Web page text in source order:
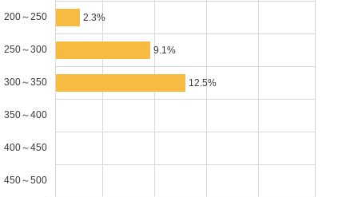
200～250 2.3%
250～300 9.1%
300～350 12.5%
350～400
400～450
450～500